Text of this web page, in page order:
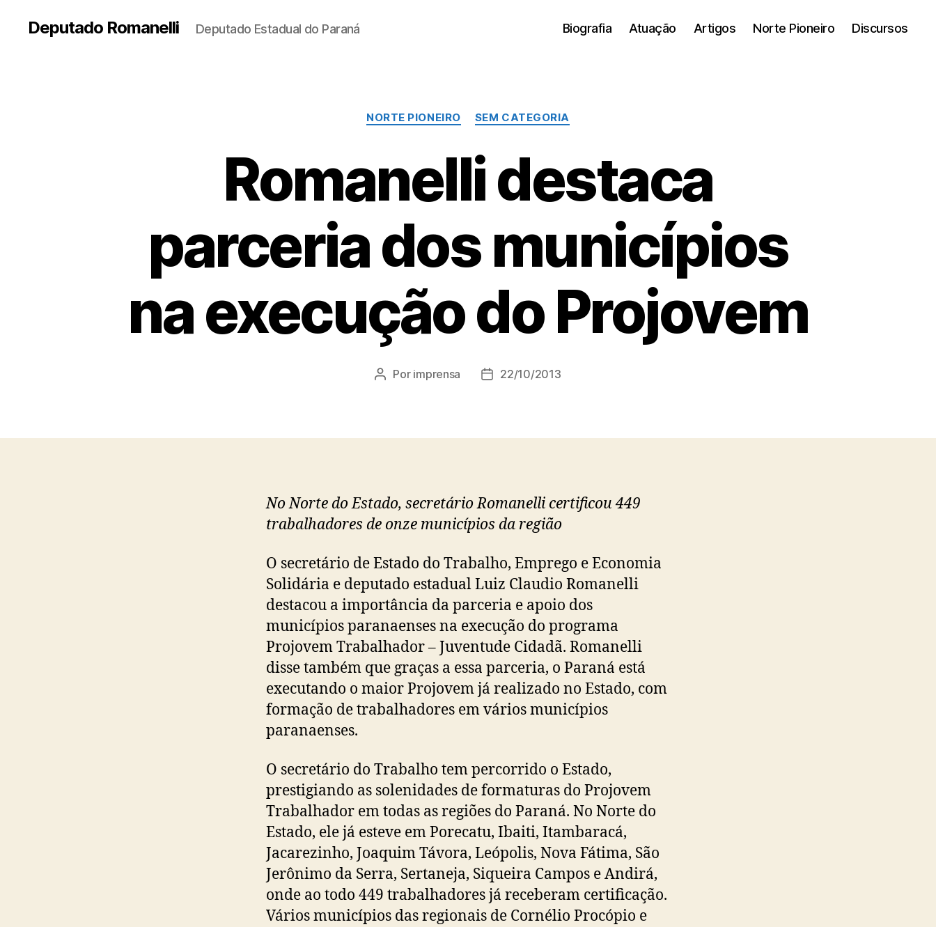
Deputado Romanelli Deputado Estadual do Paraná Biografia Atuação Artigos Norte Pioneiro Discursos
Categorias
NORTE PIONEIRO SEM CATEGORIA
Romanelli destaca
parceria dos municípios
na execução do Projovem
Autor
Por imprensa
Data22/10/2013
No Norte do Estado, secretário Romanelli certificou 449
trabalhadores de onze municípios da região
O secretário de Estado do Trabalho, Emprego e Economia
Solidária e deputado estadual Luiz Claudio Romanelli
destacou a importância da parceria e apoio dos
municípios paranaenses na execução do programa
Projovem Trabalhador – Juventude Cidadã. Romanelli
disse também que graças a essa parceria, o Paraná está
executando o maior Projovem já realizado no Estado, com
formação de trabalhadores em vários municípios
paranaenses.
O secretário do Trabalho tem percorrido o Estado,
prestigiando as solenidades de formaturas do Projovem
Trabalhador em todas as regiões do Paraná. No Norte do
Estado, ele já esteve em Porecatu, Ibaiti, Itambaracá,
Jacarezinho, Joaquim Távora, Leópolis, Nova Fátima, São
Jerônimo da Serra, Sertaneja, Siqueira Campos e Andirá,
onde ao todo 449 trabalhadores já receberam certificação.
Vários municípios das regionais de Cornélio Procópio e